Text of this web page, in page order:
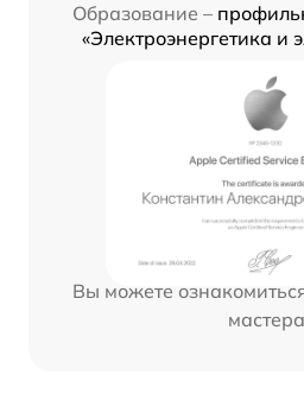
Образование –
«Электроэнергетика и
Вы можете
мастера